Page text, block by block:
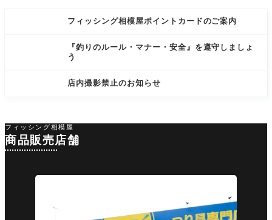
フィッシング相模屋ポイントカードのご案内
『釣りのルール・マナー・安全』を遵守しましょ
う
店内撮影禁止のお知らせ
フィッシング相模屋
商品販売店舗